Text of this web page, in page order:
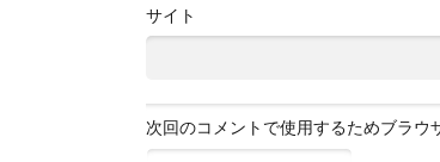
サイト
次回のコメントで使用するためブラウ